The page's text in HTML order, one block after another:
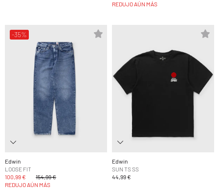
REDUJO AÚN MÁS
-35%
Edwin
LOOSE FIT
100,99 €
154,99 €
REDUJO AÚN MÁS
Edwin
SUN TS SS
44,99 €